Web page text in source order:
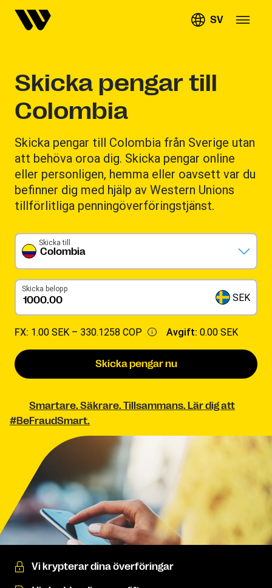
SV
Skicka pengar till
Colombia
Skicka pengar till Colombia från Sverige utan
att behöva oroa dig. Skicka pengar online
eller personligen, hemma eller oavsett var du
befinner dig med hjälp av Western Unions
tillförlitliga penningöverföringstjänst.
Colombia
Skicka till
Skicka belopp
SEK
FX: 1.00 SEK – 330.1258 COP Avgift: 0.00 SEK
Skicka pengar nu
Smartare. Säkrare. Tillsammans. Lär dig att
#BeFraudSmart.
Vi krypterar dina överföringar